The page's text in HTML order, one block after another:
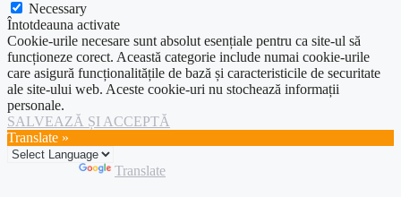
Necessary
Întotdeauna activate
Cookie-urile necesare sunt absolut esențiale pentru ca site-ul să
funcționeze corect. Această categorie include numai cookie-urile
care asigură funcționalitățile de bază și caracteristicile de securitate
ale site-ului web. Aceste cookie-uri nu stochează informații
personale.
SALVEAZĂ ȘI ACCEPTĂ
Translate »
Translate